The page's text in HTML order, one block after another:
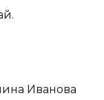
Иванова